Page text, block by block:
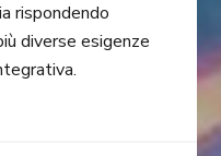
rispondendo
diverse esigenze